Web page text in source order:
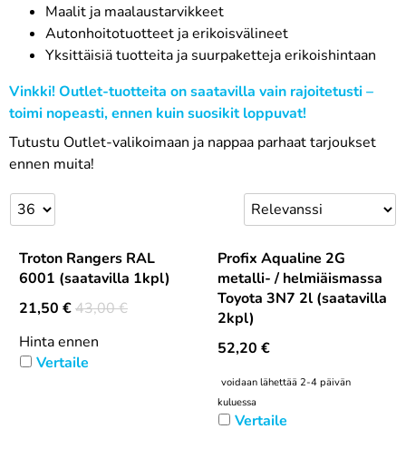
Maalit ja maalaustarvikkeet
Autonhoitotuotteet ja erikoisvälineet
Yksittäisiä tuotteita ja suurpaketteja erikoishintaan
Vinkki! Outlet-tuotteita on saatavilla vain rajoitetusti –
toimi nopeasti, ennen kuin suosikit loppuvat!
Tutustu Outlet-valikoimaan ja nappaa parhaat tarjoukset
ennen muita!
Troton Rangers RAL
6001 (saatavilla 1kpl)
21,50 €43,00 €
Hinta ennen
Vertaile
Profix Aqualine 2G
metalli- / helmiäismassa
Toyota 3N7 2l (saatavilla
2kpl)
52,20 €
voidaan lähettää 2-4 päivän
kuluessa
Vertaile